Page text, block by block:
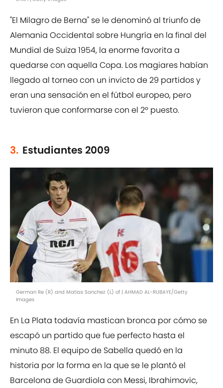
"El Milagro de Berna" se le denominó al triunfo de
Alemania Occidental sobre Hungría en la final del
Mundial de Suiza 1954, la enorme favorita a
quedarse con aquella Copa. Los magiares habían
llegado al torneo con un invicto de 29 partidos y
eran una sensación en el fútbol europeo, pero
tuvieron que conformarse con el 2º puesto.
3. Estudiantes 2009
German Re (R) and Matias Sanchez (L) of | AHMAD AL-RUBAYE/Getty
Images
En La Plata todavía mastican bronca por cómo se
escapó un partido que fue perfecto hasta el
minuto 88. El equipo de Sabella quedó en la
historia por la forma en la que se le plantó el
Barcelona de Guardiola con Messi, Ibrahimovic,